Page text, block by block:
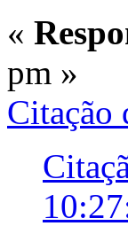
«
pm »
Citação